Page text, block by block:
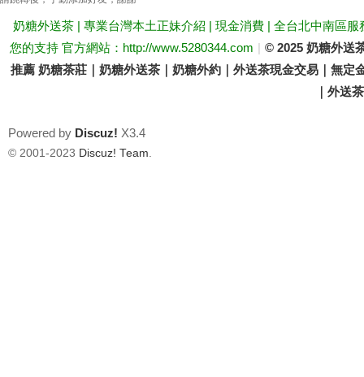
茶
奶糖外送茶 | 專業台灣本土正妹介紹 | 現金消費 | 全台北中南區
您的支持 官方網站：http://www.5280344.com | © 2025 奶糖外送
推薦 奶糖茶莊｜奶糖外送茶｜奶糖外約｜外送茶現金交易｜無
｜外送
Powered by Discuz! X3.4
© 2001-2023 Discuz! Team.